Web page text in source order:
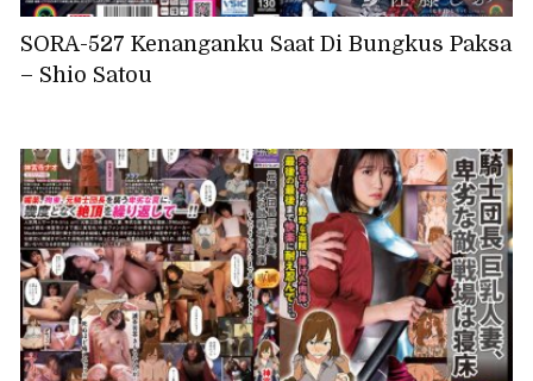
SORA-527 Kenanganku Saat Di Bungkus Paksa
– Shio Satou